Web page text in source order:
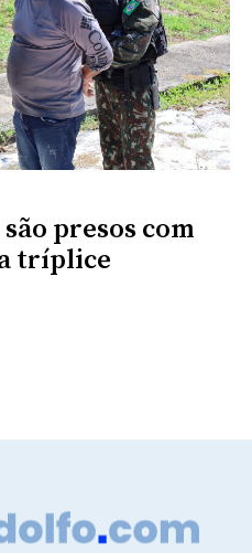
presos com
tríplice